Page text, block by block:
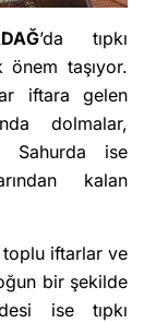
’da tıpkı
önem taşıyor.
iftara gelen
dolmalar,
Sahurda ise
kalan
toplu iftarlar ve
bir şekilde
ise tıpkı